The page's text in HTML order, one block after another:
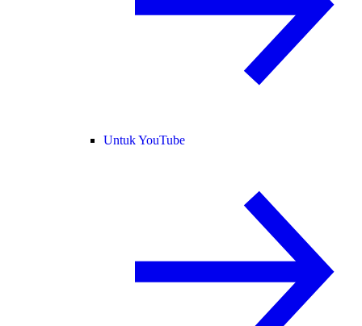
Untuk YouTube